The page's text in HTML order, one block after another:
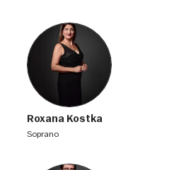
Roxana Kostka
soprano